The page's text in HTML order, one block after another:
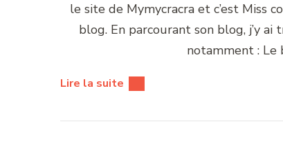
le site de Mymycracra et c’est Miss
blog. En parcourant son blog, j’y
notamment : Le
Lire la suite